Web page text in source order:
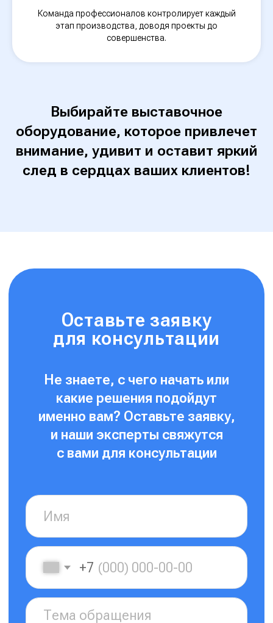
Команда профессионалов контролирует каждый
этап производства, доводя проекты до
совершенства.
Выбирайте выставочное
оборудование, которое привлечет
внимание, удивит и оставит яркий
след в сердцах ваших клиентов!
с вами для консультации